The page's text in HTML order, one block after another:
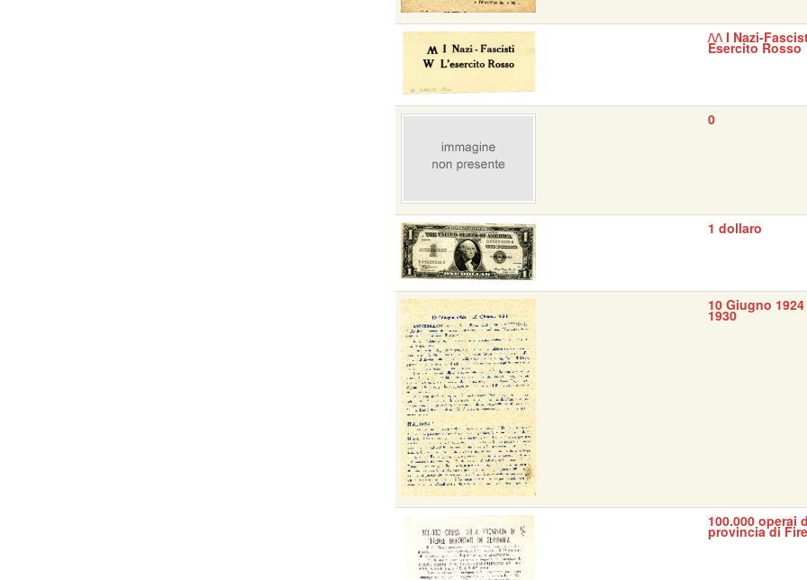
/\/\ I Nazi-
Esercito Rosso
0
1 dollaro
10 Giugno
1930
100.000 operai
provincia di